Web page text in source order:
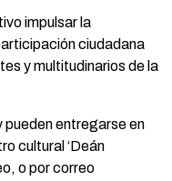
impulsar la
ciudadana
y multitudinarios de la
pueden entregarse en
cultural ‘Deán
o por correo